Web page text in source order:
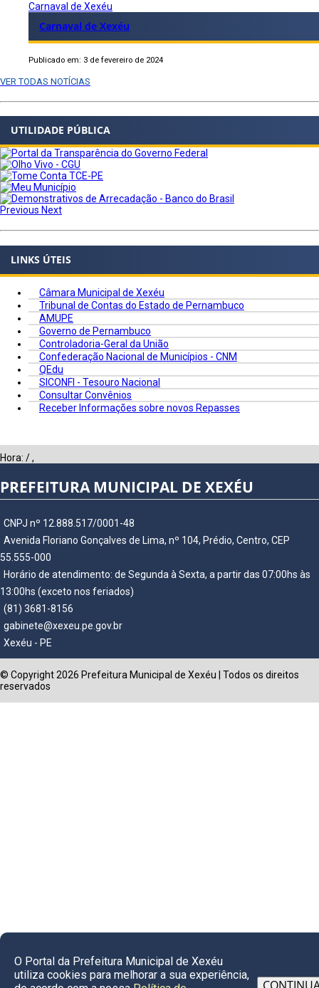
Carnaval de Xexéu
Carnaval de Xexéu
Publicado em: 3 de fevereiro de 2024
VER TODAS NOTÍCIAS
UTILIDADE PÚBLICA
Previous Next
LINKS ÚTEIS
Câmara Municipal de Xexéu
Tribunal de Contas do Estado de Pernambuco
AMUPE
Governo de Pernambuco
Controladoria-Geral da União
Confederação Nacional de Municípios - CNM
QEdu
SICONFI - Tesouro Nacional
Consultar Convênios
Receber Informações sobre novos Repasses
Hora: /,
PREFEITURA MUNICIPAL DE XEXÉU
CNPJ nº 12.888.517/0001-48
Avenida Floriano Gonçalves de Lima, nº 104, Prédio, Centro, CEP
55.555-000
Horário de atendimento: de Segunda à Sexta, a partir das 07:00hs às
13:00hs (exceto nos feriados)
(81) 3681-8156
gabinete@xexeu.pe.gov.br
Xexéu - PE
© Copyright 2026 Prefeitura Municipal de Xexéu | Todos os direitos
reservados
O Portal da Prefeitura Municipal de Xexéu
utiliza cookies para melhorar a sua experiência,